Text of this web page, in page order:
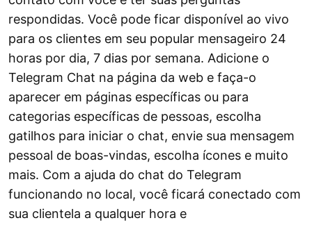
respondidas. Você pode ficar disponível ao vivo
para os clientes em seu popular mensageiro 24
horas por dia, 7 dias por semana. Adicione o
Telegram Chat na página da web e faça-o
aparecer em páginas específicas ou para
categorias específicas de pessoas, escolha
gatilhos para iniciar o chat, envie sua mensagem
pessoal de boas-vindas, escolha ícones e muito
mais. Com a ajuda do chat do Telegram
funcionando no local, você ficará conectado com
sua clientela a qualquer hora e